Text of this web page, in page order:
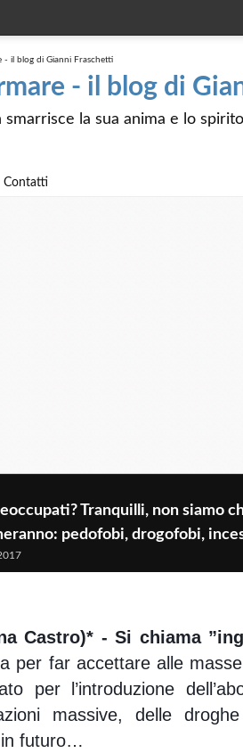
- il blog di
smarrisce la sua anima e lo
Contatti
Tranquilli, non siamo
pedofobi, drogofobi,
Castro)* - Si chiama
per far accettare alle
per l’introduzione
massive, delle
futuro…